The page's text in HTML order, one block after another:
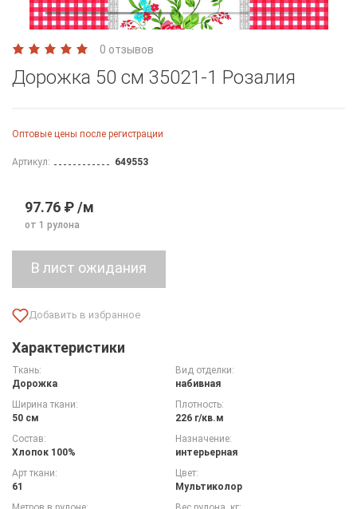
0 отзывов
Дорожка 50 см 35021-1 Розалия
Оптовые цены после регистрации
Артикул: 649553
97.76 ₽ /м
от 1 рулона
Характеристики
Ткань:
Дорожка
Вид отделки:
набивная
Ширина ткани:
50 см
Плотность:
226 г/кв.м
Состав:
Хлопок 100%
Назначение:
интерьерная
Арт ткани:
61
Цвет:
Мультиколор